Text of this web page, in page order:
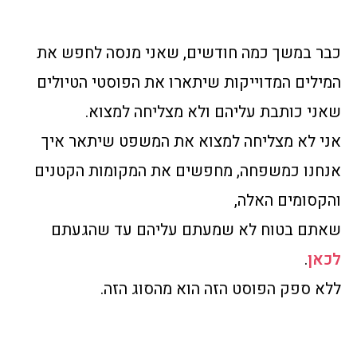
כבר במשך כמה חודשים, שאני מנסה לחפש את
המילים המדוייקות שיתארו את הפוסטי הטיולים
שאני כותבת עליהם ולא מצליחה למצוא.
אני לא מצליחה למצוא את המשפט שיתאר איך
אנחנו כמשפחה, מחפשים את המקומות הקטנים
והקסומים האלה,
שאתם בטוח לא שמעתם עליהם עד שהגעתם
לכאן.
ללא ספק הפוסט הזה הוא מהסוג הזה.